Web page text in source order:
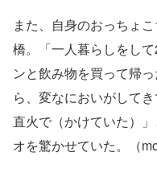
また、自身のおっちょ
橋。「一人暮らしをし
ンと飲み物を買って帰
ら、変なにおいがして
直火で（かけていた）
オを驚かせていた。（